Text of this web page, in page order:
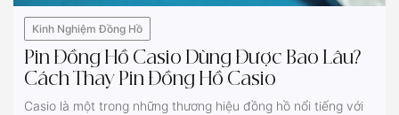
Kinh Nghiệm Đồng Hồ
Pin Đồng Hồ Casio Dùng Được Bao Lâu?
Cách Thay Pin Đồng Hồ Casio
Casio là một trong những thương hiệu đồng hồ nổi tiếng với